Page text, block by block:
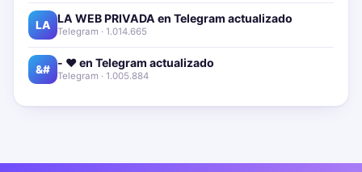
LA LA WEB PRIVADA en Telegram actualizado📱🔥
Telegram · 1.014.665
&# - ❤️ en Telegram actualizado📱🔥
Telegram · 1.005.884